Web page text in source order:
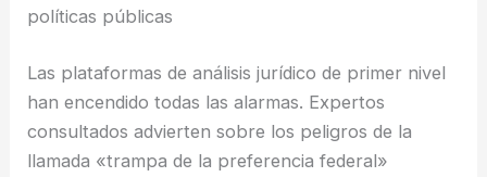
políticas públicas
Las plataformas de análisis jurídico de primer nivel
han encendido todas las alarmas. Expertos
consultados advierten sobre los peligros de la
llamada «trampa de la preferencia federal»